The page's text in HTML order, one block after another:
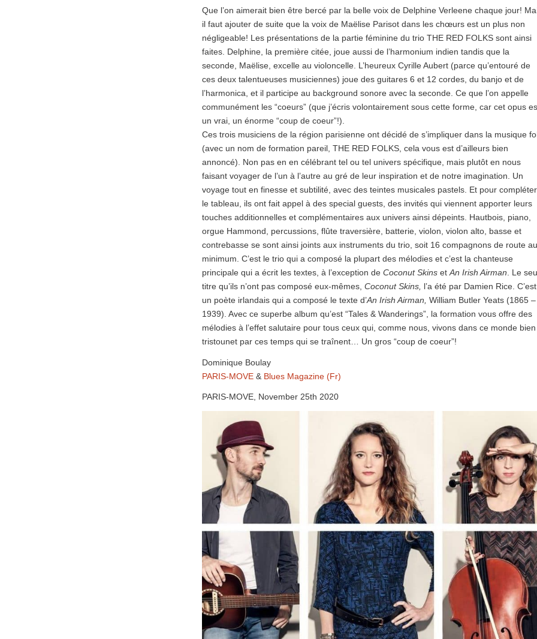
Que l’on aimerait bien être bercé par la belle voix de Delphine Verleene chaque jour!
il faut ajouter de suite que la voix de Maëlise Parisot dans les chœurs est un plus non
négligeable! Les présentations de la partie féminine du trio THE RED FOLKS sont ainsi
faites. Delphine, la première citée, joue aussi de l’harmonium indien tandis que la
seconde, Maëlise, excelle au violoncelle. L’heureux Cyrille Aubert (parce qu’entouré de
ces deux talentueuses musiciennes) joue des guitares 6 et 12 cordes, du banjo et de
l’harmonica, et il participe au background sonore avec la seconde. Ce que l’on appelle
communément les “coeurs” (que j’écris volontairement sous cette forme, car cet opus
un vrai, un énorme “coup de coeur”!).
Ces trois musiciens de la région parisienne ont décidé de s’impliquer dans la musique
(avec un nom de formation pareil, THE RED FOLKS, cela vous est d’ailleurs bien
annoncé). Non pas en en célébrant tel ou tel univers spécifique, mais plutôt en nous
faisant voyager de l’un à l’autre au gré de leur inspiration et de notre imagination. Un
voyage tout en finesse et subtilité, avec des teintes musicales pastels. Et pour compléter
le tableau, ils ont fait appel à des special guests, des invités qui viennent apporter leurs
touches additionnelles et complémentaires aux univers ainsi dépeints. Hautbois, piano,
orgue Hammond, percussions, flûte traversière, batterie, violon, violon alto, basse et
contrebasse se sont ainsi joints aux instruments du trio, soit 16 compagnons de route au
minimum. C’est le trio qui a composé la plupart des mélodies et c’est la chanteuse
principale qui a écrit les textes, à l’exception de Coconut Skins etAn Irish Airman. Le
titre qu’ils n’ont pas composé eux-mêmes, Coconut Skins, l’a été par Damien Rice. C’est
un poète irlandais qui a composé le texte d’An Irish Airman, William Butler Yeats (1865 –
1939). Avec ce superbe album qu’est “Tales & Wanderings”, la formation vous offre des
mélodies à l’effet salutaire pour tous ceux qui, comme nous, vivons dans ce monde bien
tristounet par ces temps qui se traînent… Un gros “coup de coeur”!
Dominique Boulay
PARIS-MOVE & Blues Magazine (Fr)
PARIS-MOVE, November 25th 2020